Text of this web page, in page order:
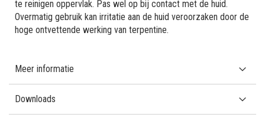
te reinigen oppervlak. Pas wel op bij contact met de huid.
Overmatig gebruik kan irritatie aan de huid veroorzaken door de
hoge ontvettende werking van terpentine.
Meer informatie
Downloads